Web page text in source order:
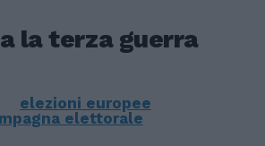
la terza guerra
elezioni europee
elettorale